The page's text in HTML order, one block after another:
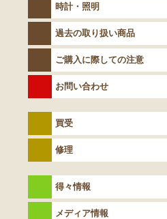
時計・照明
過去の取り扱い商品
ご購入に際しての注意
お問い合わせ
買受
修理
得々情報
メディア情報